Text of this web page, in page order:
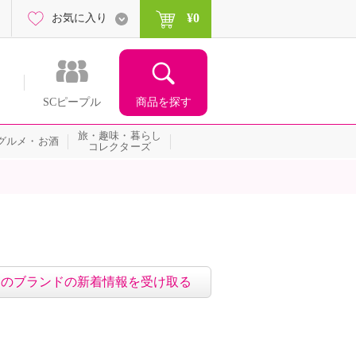
SCピープル 商品を探す
お気に入り ¥0
ルメ・お酒
旅・趣味・暮らし
コレクターズ
ブランドの新着情報を受け取る